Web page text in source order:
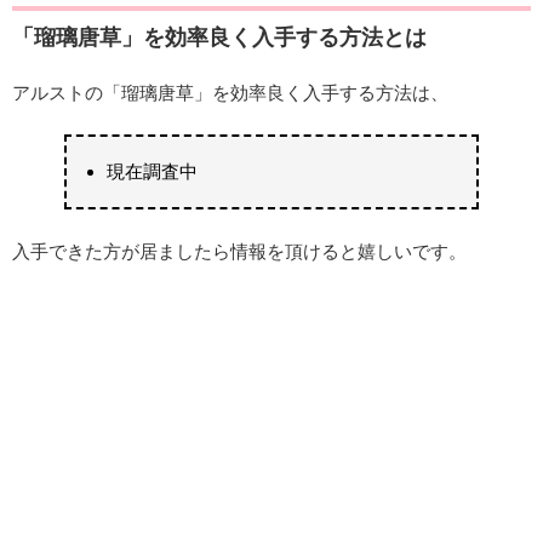
「瑠璃唐草」を効率良く入手する方法とは
アルストの「瑠璃唐草」を効率良く入手する方法は、
現在調査中
入手できた方が居ましたら情報を頂けると嬉しいです。